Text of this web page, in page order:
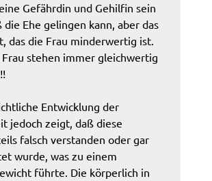
Gefährdin und Gehilfin sein
die Ehe gelingen kann, aber das
das die Frau minderwertig ist.
Frau stehen immer gleichwertig
Entwicklung der
jedoch zeigt, daß diese
falsch verstanden oder gar
wurde, was zu einem
führte. Die körperlich in